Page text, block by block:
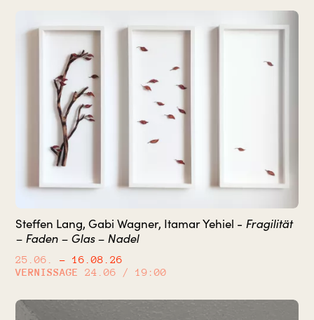
Steffen Lang, Gabi Wagner, Itamar Yehiel - Fragilität
– Faden – Glas – Nadel
25.06.
– 16.08.26
VERNISSAGE
24.06 / 19:00